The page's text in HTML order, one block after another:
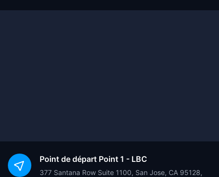
Point de départ Point 1 - LBC
377 Santana Row Suite 1100, San Jose, CA 95128,